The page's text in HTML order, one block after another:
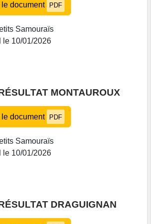
document PDF
Samouraïs
le 10/01/2026
MONTAUROUX
document PDF
Samouraïs
le 10/01/2026
DRAGUIGNAN